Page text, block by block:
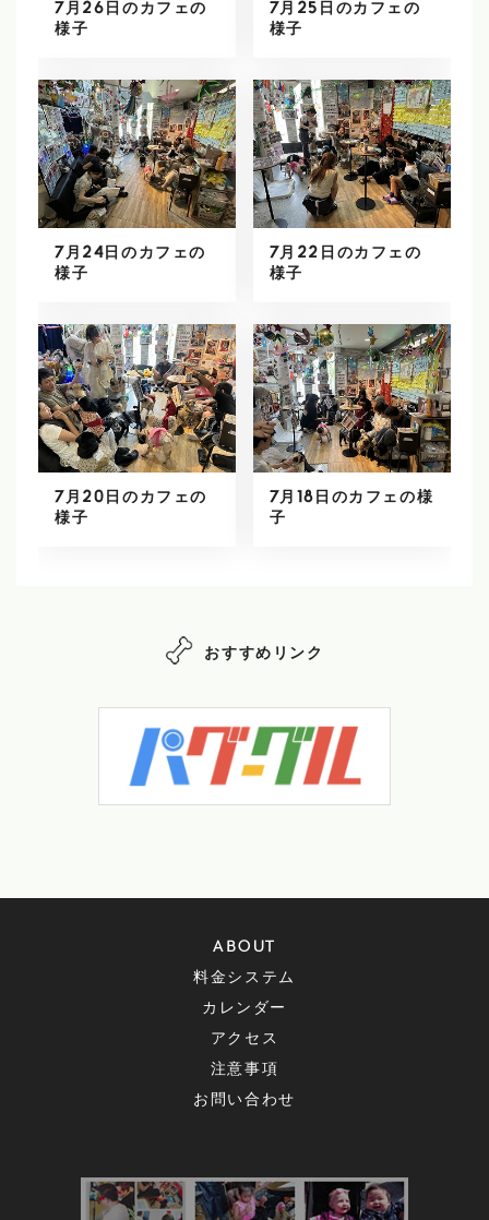
7月26日のカフェの
様子
7月25日のカフェの
様子
7月24日のカフェの
様子
7月22日のカフェの
様子
7月20日のカフェの
様子
7月18日のカフェの様
子
おすすめリンク
ABOUT
料金システム
カレンダー
アクセス
注意事項
お問い合わせ